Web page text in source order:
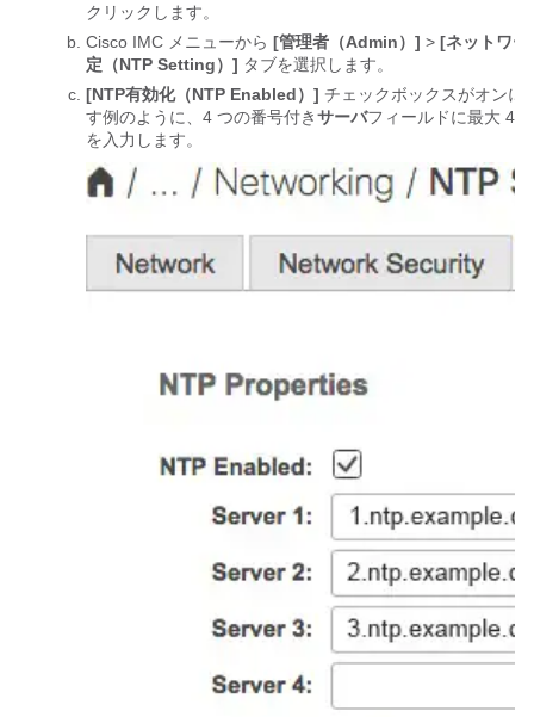
クリックします。
Cisco IMC メニューから [管理者（Admin）] > [ネットワ
定（NTP Setting）] タブを選択します。
[NTP有効化（NTP Enabled）] チェックボックスがオンに
す例のように、4 つの番号付きサーバフィールドに最大 4
を入力します。